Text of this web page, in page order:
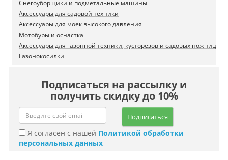
Снегоуборщики и подметальные машины
Аксессуары для садовой техники
Аксессуары для моек высокого давления
Мотобуры и оснастка
Аксессуары для газонной техники, кусторезов и садовых ножниц
Газонокосилки
Подписаться на рассылку и
получить скидку до 10%
Подписаться
Я согласен с нашей Политикой обработки
персональных данных